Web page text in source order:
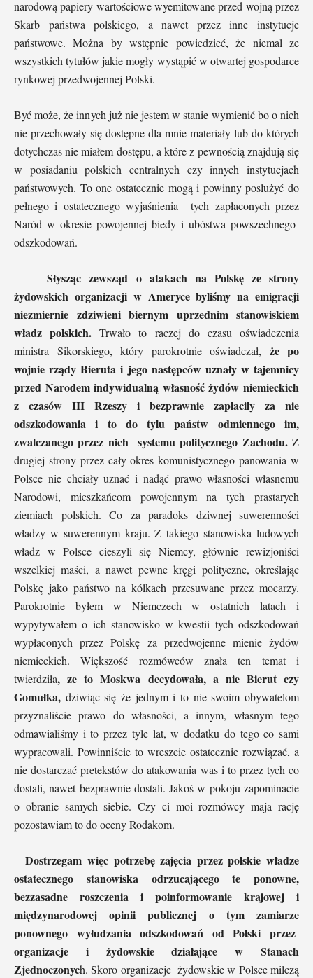
narodową papiery wartościowe wyemitowane przed wojną przez
Skarb państwa polskiego, a nawet przez inne instytucje
państwowe. Można by wstępnie powiedzieć, że niemal ze
wszystkich tytułów jakie mogły wystąpić w otwartej gospodarce
rynkowej przedwojennej Polski.
Być może, że innych już nie jestem w stanie wymienić bo o nich
nie przechowały się dostępne dla mnie materiały lub do których
dotychczas nie miałem dostępu, a które z pewnością znajdują się
w posiadaniu polskich centralnych czy innych instytucjach
państwowych. To one ostatecznie mogą i powinny posłużyć do
pełnego i ostatecznego wyjaśnienia tych zapłaconych przez
Naród w okresie powojennej biedy i ubóstwa powszechnego
odszkodowań.
Słysząc zewsząd o atakach na Polskę ze strony
żydowskich organizacji w Ameryce byliśmy na emigracji
niezmiernie zdziwieni biernym uprzednim stanowiskiem
władz polskich. Trwało to raczej do czasu oświadczenia
ministra Sikorskiego, który parokrotnie oświadczał, że po
wojnie rządy Bieruta i jego następców uznały w tajemnicy
przed Narodem indywidualną własność żydów niemieckich
z czasów III Rzeszy i bezprawnie zapłaciły za nie
odszkodowania i to do tylu państw odmiennego im,
zwalczanego przez nich systemu politycznego Zachodu.Z
drugiej strony przez cały okres komunistycznego panowania w
Polsce nie chciały uznać i nadąć prawo własności własnemu
Narodowi, mieszkańcom powojennym na tych prastarych
ziemiach polskich. Co za paradoks dziwnej suwerenności
władzy w suwerennym kraju. Z takiego stanowiska ludowych
władz w Polsce cieszyli się Niemcy, głównie rewizjoniści
wszelkiej maści, a nawet pewne kręgi polityczne, określając
Polskę jako państwo na kółkach przesuwane przez mocarzy.
Parokrotnie byłem w Niemczech w ostatnich latach i
wypytywałem o ich stanowisko w kwestii tych odszkodowań
wypłaconych przez Polskę za przedwojenne mienie żydów
niemieckich. Większość rozmówców znała ten temat i
twierdziła, ze to Moskwa decydowała, a nie Bierut czy
Gomułka, dziwiąc się że jednym i to nie swoim obywatelom
przyznaliście prawo do własności, a innym, własnym tego
odmawialiśmy i to przez tyle lat, w dodatku do tego co sami
wypracowali. Powinniście to wreszcie ostatecznie rozwiązać, a
nie dostarczać pretekstów do atakowania was i to przez tych co
dostali, nawet bezprawnie dostali. Jakoś w pokoju zapominacie
o obranie samych siebie. Czy ci moi rozmówcy maja rację
pozostawiam to do oceny Rodakom.
Dostrzegam więc potrzebę zajęcia przez polskie władze
ostatecznego stanowiska odrzucającego te ponowne,
bezzasadne roszczenia i poinformowanie krajowej i
międzynarodowej opinii publicznej o tym zamiarze
ponownego wyłudzania odszkodowań od Polski przez
organizacje i żydowskie działające w Stanach
Zjednoczonych. Skoro organizacje żydowskie w Polsce milczą